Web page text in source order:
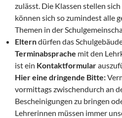
zulässt. Die Klassen stellen
können sich so zumindest alle
Themen in der
Elterndürfen das
Terminabsprache mit den
ist ein Kontaktformular
Hier eine dringende Bitte:
vormittags zwischendurch an
Bescheinigungen zu bringen
Lehrerinnen müssen immer